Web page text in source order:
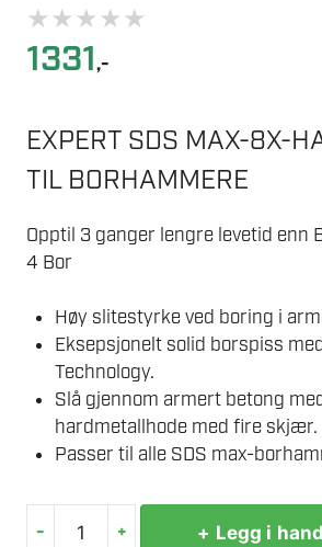
★★★★★
1331,-
EXPERT SDS MAX-8X-
TIL BORHAMMERE
Opptil 3 ganger lengre levetid enn
4 Bor
Høy slitestyrke ved boring i
Eksepsjonelt solid borspiss
Technology.
Slå gjennom armert betong
hardmetallhode med fire skjær.
Passer til alle SDS max-
- + + Legg i